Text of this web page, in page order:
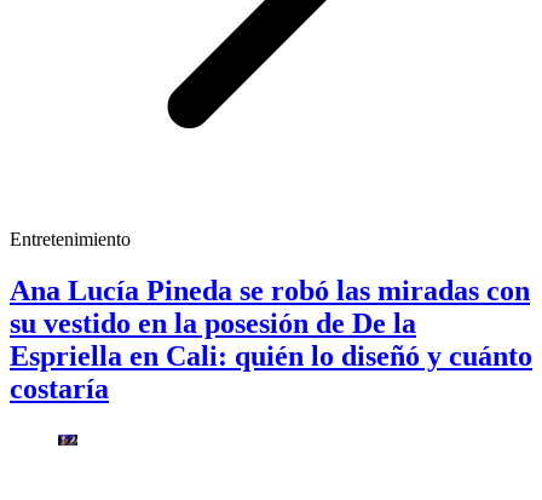
Entretenimiento
Ana Lucía Pineda se robó las miradas con
su vestido en la posesión de De la
Espriella en Cali: quién lo diseñó y cuánto
costaría